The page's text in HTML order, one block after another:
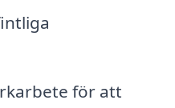
för att